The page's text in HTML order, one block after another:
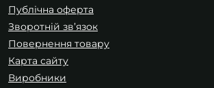
Публічна оферта
Зворотній зв’язок
Повернення товару
Карта сайту
Виробники